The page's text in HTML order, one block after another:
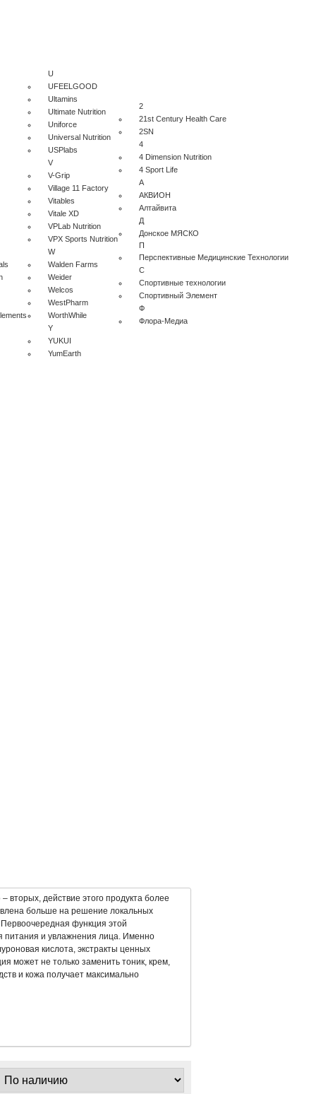
U
UFEELGOOD
Ultamins
Ultimate Nutrition
Uniforce
Universal Nutrition
USPlabs
V
V-Grip
Village 11 Factory
Vitables
Vitale XD
VPLab Nutrition
VPX Sports Nutrition
W
Walden Farms
Weider
Welcos
WestPharm
WorthWhile
Y
YUKUI
YumEarth
2
21st Century Health Care
2SN
4
4 Dimension Nutrition
4 Sport Life
А
АКВИОН
Алтайвита
Д
Донское МЯСКО
П
Перспективные Медицинские Технологии
С
Спортивные технологии
Спортивный Элемент
Ф
Флора-Медиа
вторых, действие этого продукта более
больше на решение локальных
функция этой
питания и увлажнения лица. Именно
кислота, экстракты ценных
может не только заменить тоник, крем,
и кожа получает максимально